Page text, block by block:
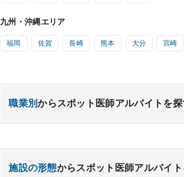
九州・沖縄エリア
福岡 佐賀 長崎 熊本 大分 宮崎
職業別からスポット医師アルバイトを
施設の形態からスポット医師アルバイ